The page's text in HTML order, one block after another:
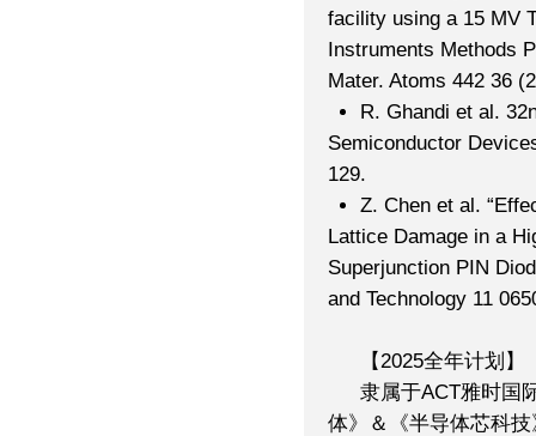
facility using a 15 MV
Instruments Methods
Mater. Atoms 442 36
R. Ghandi et al.
Semiconductor
129.
Z. Chen et al.
Lattice Damage in a
Superjunction PIN
and Technology 11
【2025全年计划】
隶属于ACT雅时国
体》＆《半导体芯科